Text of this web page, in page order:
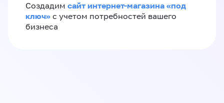
Создадим сайт интернет-магазина «под
ключ» с учетом потребностей вашего
бизнеса